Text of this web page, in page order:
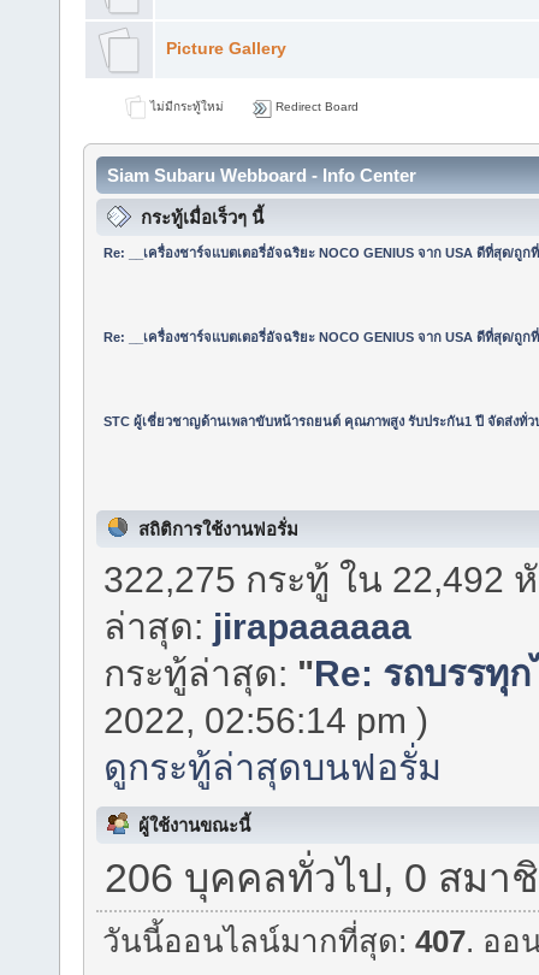
Picture Gallery
ไม่มีกระทู้ใหม่ Redirect Board
Siam Subaru Webboard - Info Center
กระทู้เมื่อเร็วๆ นี้
Re: __เครื่องชาร์จแบตเตอรี่อัจฉริยะ NOCO GENIUS จาก USA ดีที่สุด/ถูก
Re: __เครื่องชาร์จแบตเตอรี่อัจฉริยะ NOCO GENIUS จาก USA ดีที่สุด/ถูก
STC ผู้เชี่ยวชาญด้านเพลาขับหน้ารถยนต์ คุณภาพสูง รับประกัน1 ปี จัดส่งทั่ว
สถิติการใช้งานฟอรั่ม
322,275 กระทู้ ใน 22,492
ล่าสุด: jirapaaaaaa
กระทู้ล่าสุด: "Re: รถบรรทุ
2022, 02:56:14 pm )
ดูกระทู้ล่าสุดบนฟอรั่ม
ผู้ใช้งานขณะนี้
206 บุคคลทั่วไป, 0 สมา
วันนี้ออนไลน์มากที่สุด:407. ออ